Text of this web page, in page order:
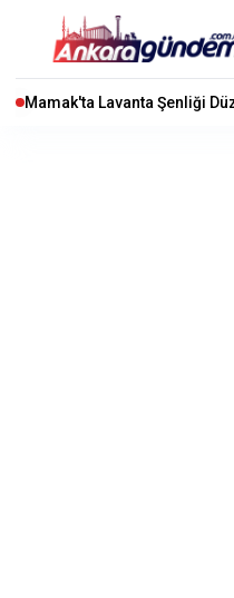
Mamak'ta Lavanta Şenliği